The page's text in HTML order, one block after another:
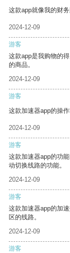
这款app就像我的财
2024-12-09
游客
这款app是我购物的
的商品。
2024-12-09
游客
这款加速器app的操
2024-12-09
游客
这款加速器app的功
动切换线路的功能。
2024-12-09
游客
这款加速器app的加
区的线路。
2024-12-09
游客